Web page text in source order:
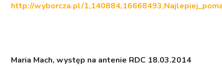
http://wyborcza.pl/
Maria Mach, występ na antenie RDC 18.03.2014